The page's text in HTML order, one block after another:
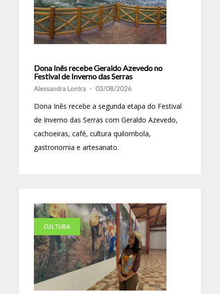
Dona Inês recebe Geraldo Azevedo no
Festival de Inverno das Serras
Alessandra Lontra - 03/08/2026
Dona Inês recebe a segunda etapa do Festival
de Inverno das Serras com Geraldo Azevedo,
cachoeiras, café, cultura quilombola,
gastronomia e artesanato.
CULTURA